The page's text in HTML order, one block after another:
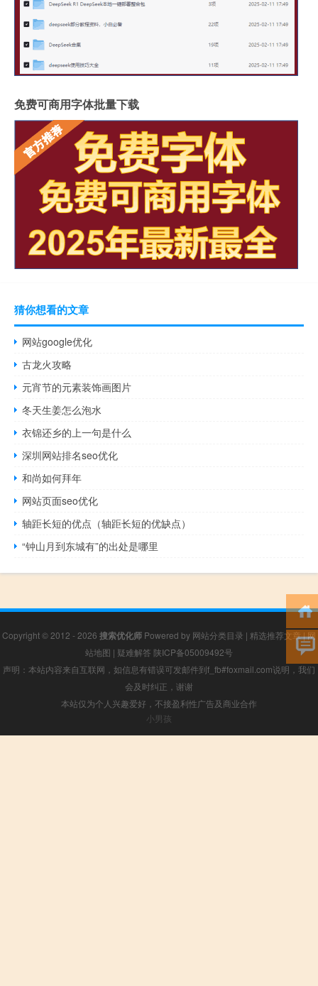
免费可商用字体批量下载
猜你想看的文章
网站google优化
古龙火攻略
元宵节的元素装饰画图片
冬天生姜怎么泡水
衣锦还乡的上一句是什么
深圳网站排名seo优化
和尚如何拜年
网站页面seo优化
轴距长短的优点（轴距长短的优缺点）
“钟山月到东城有”的出处是哪里
Copyright © 2012 - 2026 搜索优化师 Powered by 网站分类目录 | 精选推荐文章|网
站地图 | 疑难解答 陕ICP备05009492号
声明：本站内容来自互联网，如信息有错误可发邮件到f_fb#foxmail.com说明，我们
会及时纠正，谢谢
本站仅为个人兴趣爱好，不接盈利性广告及商业合作
小男孩